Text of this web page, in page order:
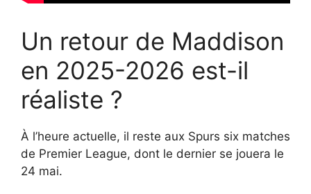
Un retour de Maddison
en 2025-2026 est-il
réaliste ?
À l’heure actuelle, il reste aux Spurs six matches
de Premier League, dont le dernier se jouera le
24 mai.